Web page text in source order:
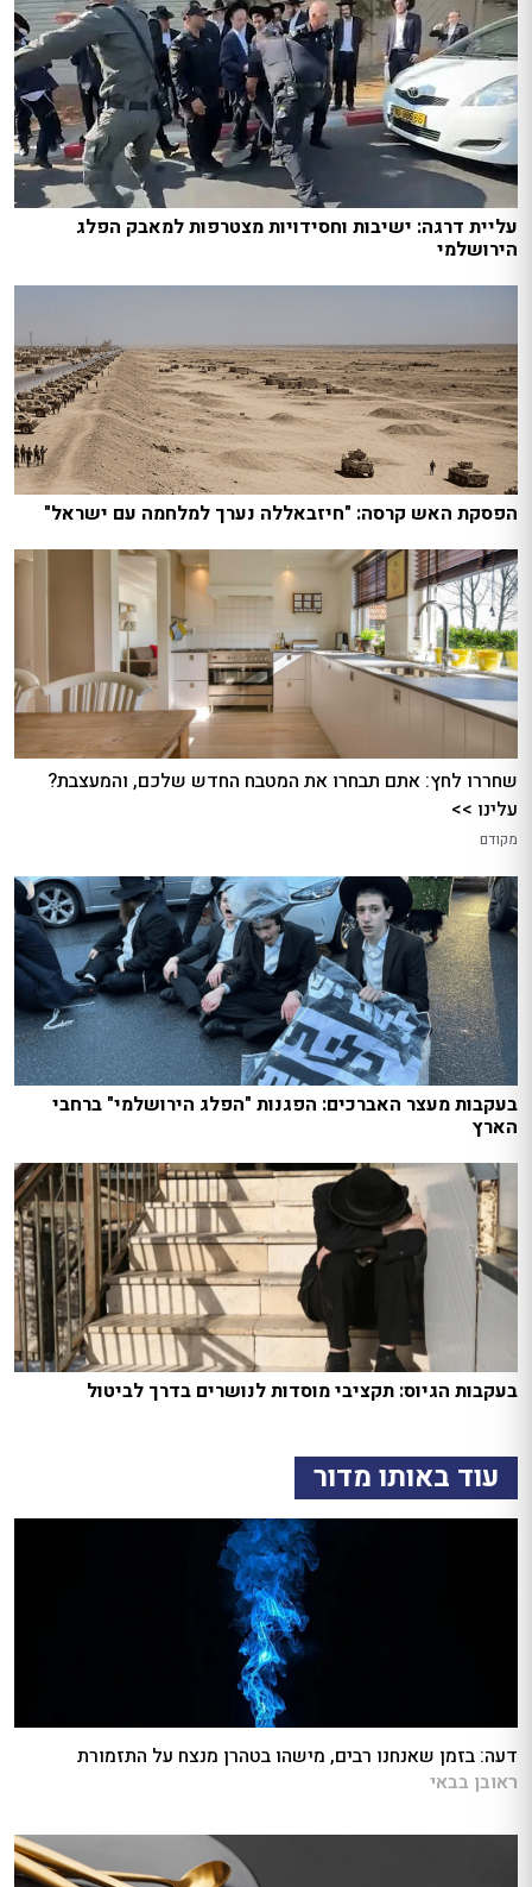
עליית דרגה: ישיבות וחסידויות מצטרפות למאבק הפלג
הירושלמי
הפסקת האש קרסה: "חיזבאללה נערך למלחמה עם ישראל"
שחררו לחץ: אתם תבחרו את המטבח החדש שלכם, והמעצבת?
עלינו >>
מקודם
בעקבות מעצר האברכים: הפגנות "הפלג הירושלמי" ברחבי
הארץ
בעקבות הגיוס: תקציבי מוסדות לנושרים בדרך לביטול
עוד באותו מדור
דעה: בזמן שאנחנו רבים, מישהו בטהרן מנצח על התזמורת
ראובן בבאי